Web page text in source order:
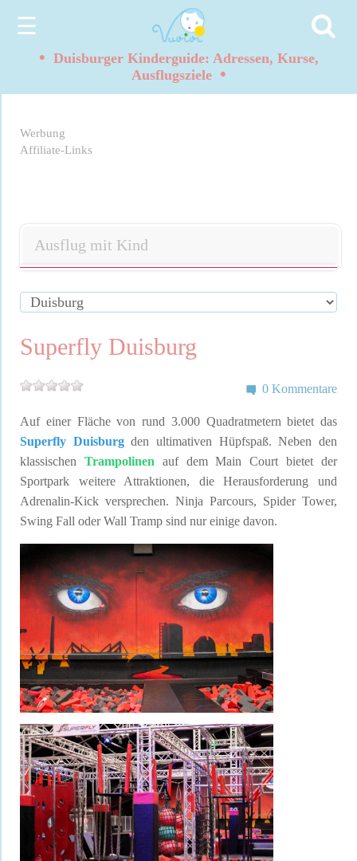
☰
• Duisburger Kinderguide: Adressen, Kurse,
Ausflugsziele •
Werbung
Affiliate-Links
Ausflug mit Kind
Superfly Duisburg
0 Kommentare
Auf einer Fläche von rund 3.000 Quadratmetern bietet das
Superfly Duisburgden ultimativen Hüpfspaß. Neben den
klassischen Trampolinen auf dem Main Court bietet der
Sportpark weitere Attraktionen, die Herausforderung und
Adrenalin-Kick versprechen. Ninja Parcours, Spider Tower,
Swing Fall oder Wall Tramp sind nur einige davon.